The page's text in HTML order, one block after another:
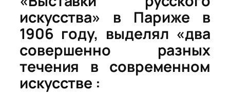
искусства» в Париже в
1906 году, выделял «два
совершенно разных
течения в современном
искусстве :